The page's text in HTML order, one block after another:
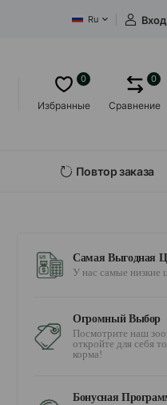
Ru Вход
Избранные
0
Сравнение
0
Повтор заказа
Самая Выгодная
У нас самые низкие
Огромный Выбор
Посмотрите наш
откройте для себя
корма!
Бонусная